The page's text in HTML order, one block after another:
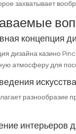
захватывает
концепция
дизайна казино
атмосферу для
разнообразие
интерьеров